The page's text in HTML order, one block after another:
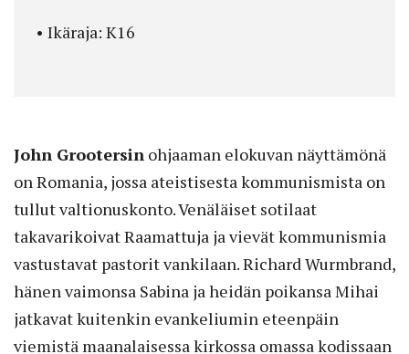
• Ikäraja: K16
John Grootersin ohjaaman elokuvan näyttämönä
on Romania, jossa ateistisesta kommunismista on
tullut valtion­uskonto. Venäläiset sotilaat
takavarikoivat Raamattuja ja vievät kommunismia
vastustavat pastorit vankilaan. Richard Wurmbrand,
hänen vaimonsa Sabina ja heidän poikansa Mihai
jatkavat kuitenkin evankeliumin eteenpäin
viemistä maanalaisessa kirkossa omassa kodissaan